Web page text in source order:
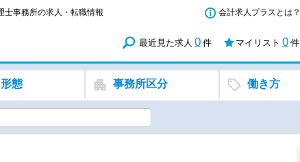
士事務所の求人・転職情報 会計求人プラスとは？
最近見た求人 0 件 マイリスト 0 件
態 事務所区分 働き方